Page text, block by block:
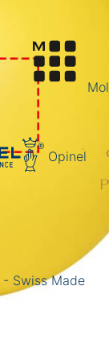
Opinel
Swiss Made